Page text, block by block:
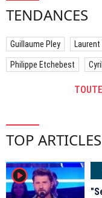
TENDANCES
Guillaume Pley Laurent
Philippe Etchebest
TOP
player2